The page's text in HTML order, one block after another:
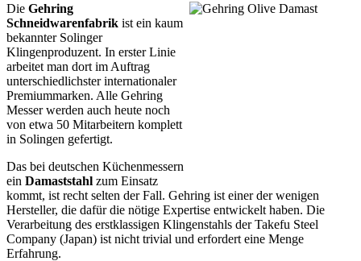
Die Gehring
Schneidwarenfabrik ist ein kaum
bekannter Solinger
Klingenproduzent. In erster Linie
arbeitet man dort im Auftrag
unterschiedlichster internationaler
Premiummarken. Alle Gehring
Messer werden auch heute noch
von etwa 50 Mitarbeitern komplett
in Solingen gefertigt.
Das bei deutschen Küchenmessern
ein Damaststahl zum Einsatz
kommt, ist recht selten der Fall. Gehring ist einer der wenigen
Hersteller, die dafür die nötige Expertise entwickelt haben. Die
Verarbeitung des erstklassigen Klingenstahls der Takefu Steel
Company (Japan) ist nicht trivial und erfordert eine Menge
Erfahrung.